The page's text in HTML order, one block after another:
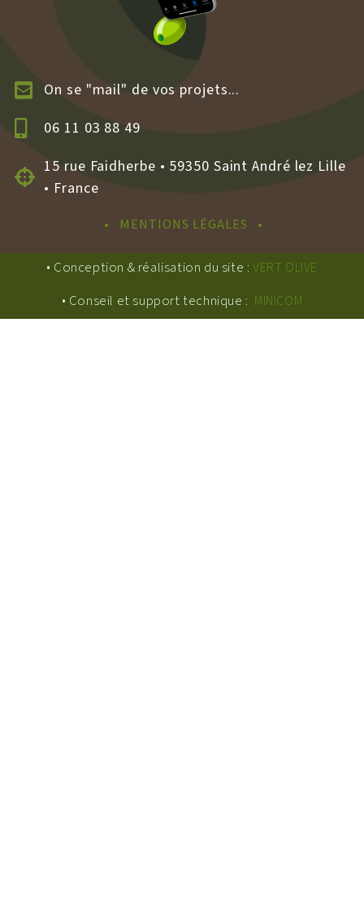
On se "mail" de vos projets...
06 11 03 88 49
15 rue Faidherbe • 59350 Saint André lez Lille
• France
• MENTIONS LÉGALES •
• Conception & réalisation du site :VERT OLIVE
• Conseil et support technique : MINICOM